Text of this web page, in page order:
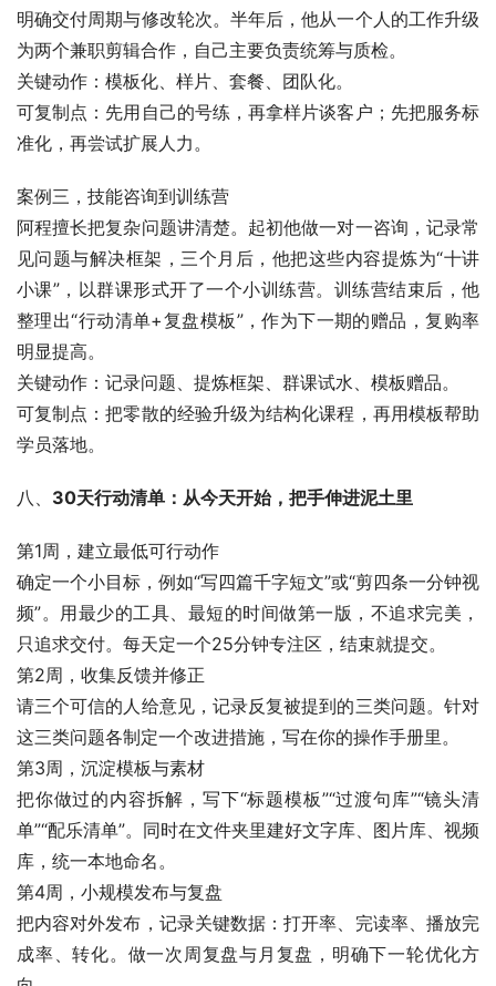
明确交付周期与修改轮次。半年后，他从一个人的工作升级
为两个兼职剪辑合作，自己主要负责统筹与质检。
关键动作：模板化、样片、套餐、团队化。
可复制点：先用自己的号练，再拿样片谈客户；先把服务标
准化，再尝试扩展人力。
案例三，技能咨询到训练营
阿程擅长把复杂问题讲清楚。起初他做一对一咨询，记录常
见问题与解决框架，三个月后，他把这些内容提炼为“十讲
小课”，以群课形式开了一个小训练营。训练营结束后，他
整理出“行动清单+复盘模板”，作为下一期的赠品，复购率
明显提高。
关键动作：记录问题、提炼框架、群课试水、模板赠品。
可复制点：把零散的经验升级为结构化课程，再用模板帮助
学员落地。
八、 30天行动清单：从今天开始，把手伸进泥土里
第1周，建立最低可行动作
确定一个小目标，例如“写四篇千字短文”或“剪四条一分钟视
频”。用最少的工具、最短的时间做第一版，不追求完美，
只追求交付。每天定一个25分钟专注区，结束就提交。
第2周，收集反馈并修正
请三个可信的人给意见，记录反复被提到的三类问题。针对
这三类问题各制定一个改进措施，写在你的操作手册里。
第3周，沉淀模板与素材
把你做过的内容拆解，写下“标题模板”“过渡句库”“镜头清
单”“配乐清单”。同时在文件夹里建好文字库、图片库、视频
库，统一本地命名。
第4周，小规模发布与复盘
把内容对外发布，记录关键数据：打开率、完读率、播放完
成率、转化。做一次周复盘与月复盘，明确下一轮优化方